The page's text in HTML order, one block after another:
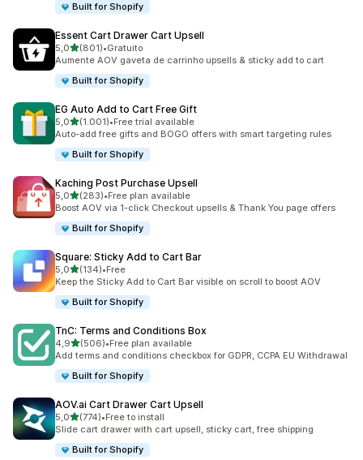
Built for Shopify
Essent Cart Drawer Cart Upsell
5,0de 5 estrelas
(801)
801 total de avaliações
•Gratuito
Aumente AOV gaveta de carrinho upsells & sticky add to cart
Built for Shopify
EG Auto Add to Cart Free Gift
5,0de 5 estrelas
(1.001)
1001 total de avaliações
•Free trial available
Auto-add free gifts and BOGO offers with smart targeting rules
Built for Shopify
Kaching Post Purchase Upsell
5,0de 5 estrelas
(283)
283 total de avaliações
•Free plan available
Boost AOV via 1-click Checkout upsells & Thank You page offers
Built for Shopify
Square: Sticky Add to Cart Bar
5,0de 5 estrelas
(134)
134 total de avaliações
•Free
Keep the Sticky Add to Cart Bar visible on scroll to boost AOV
Built for Shopify
TnC: Terms and Conditions Box
4,9de 5 estrelas
(506)
506 total de avaliações
•Free plan available
Add terms and conditions checkbox for GDPR, CCPA EU Withdrawal
Built for Shopify
AOV.ai Cart Drawer Cart Upsell
5,0de 5 estrelas
(774)
774 total de avaliações
•Free to install
Slide cart drawer with cart upsell, sticky cart, free shipping
Built for Shopify